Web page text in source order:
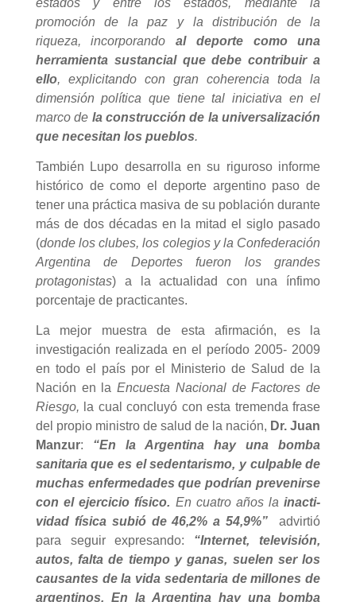
estados y entre los estados, mediante la
promoción de la paz y la distribución de la
riqueza, incorporandoal deporte como una
herramienta sustancial que debe contribuir a
ello, explicitando con gran coherencia toda la
dimensión política que tiene tal iniciativa en el
marco de la construcción de la universalización
que necesitan los pueblos.
También Lupo desarrolla en su riguroso informe
histórico de como el deporte argentino paso de
tener una práctica masiva de su población durante
más de dos décadas en la mitad el siglo pasado
(donde los clubes, los colegios y la Confederación
Argentina de Deportes fueron los grandes
protagonistas) a la actualidad con una ínfimo
porcentaje de practicantes.
La mejor muestra de esta afirmación, es la
investigación realizada en el período 2005- 2009
en todo el país por el Ministerio de Salud de la
Nación en laEncuesta Nacional de Factores de
Riesgo, la cual concluyó con esta tremenda frase
del propio ministro de salud de la nación, Dr. Juan
Manzur: “En la Argentina hay una bomba
sanitaria que es el sedentarismo, y culpable de
muchas enfermedades que podrían prevenirse
con el ejercicio físico. En cuatro años la inacti­
vidad física subió de 46,2% a 54,9%”
advirtió
para seguir expresando:
“Internet, televisión,
autos, falta de tiempo y ganas, suelen ser los
causantes de la vida sedentaria de millones de
argentinos. En la Argentina hay una bomba